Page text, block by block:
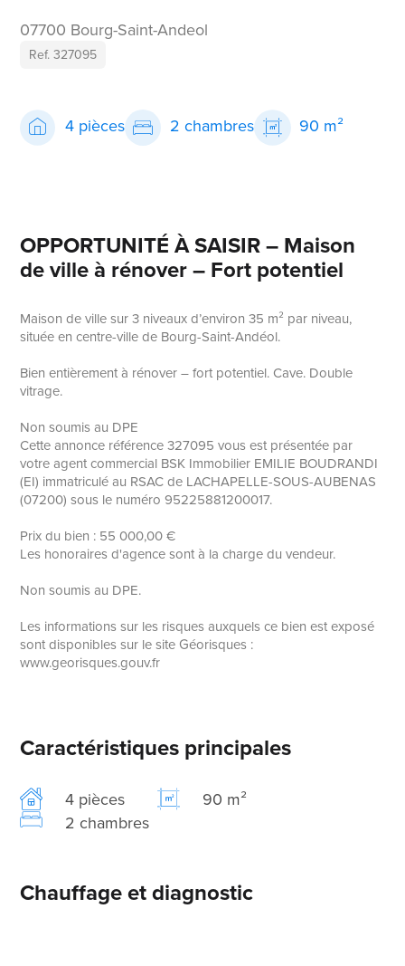
07700 Bourg-Saint-Andeol
Ref. 327095
4 pièces 2 chambres 90 m²
OPPORTUNITÉ À SAISIR – Maison
de ville à rénover – Fort potentiel
Maison de ville sur 3 niveaux d’environ 35 m² par niveau,
située en centre-ville de Bourg-Saint-Andéol.
Bien entièrement à rénover – fort potentiel. Cave. Double
vitrage.
Non soumis au DPE
Cette annonce référence 327095 vous est présentée par
votre agent commercial BSK Immobilier EMILIE BOUDRANDI
(EI) immatriculé au RSAC de LACHAPELLE-SOUS-AUBENAS
(07200) sous le numéro 95225881200017.
Prix du bien : 55 000,00 €
Les honoraires d'agence sont à la charge du vendeur.
Non soumis au DPE.
Les informations sur les risques auxquels ce bien est exposé
sont disponibles sur le site Géorisques :
www.georisques.gouv.fr
Caractéristiques principales
4 pièces
90 m²
2 chambres
Chauffage et diagnostic